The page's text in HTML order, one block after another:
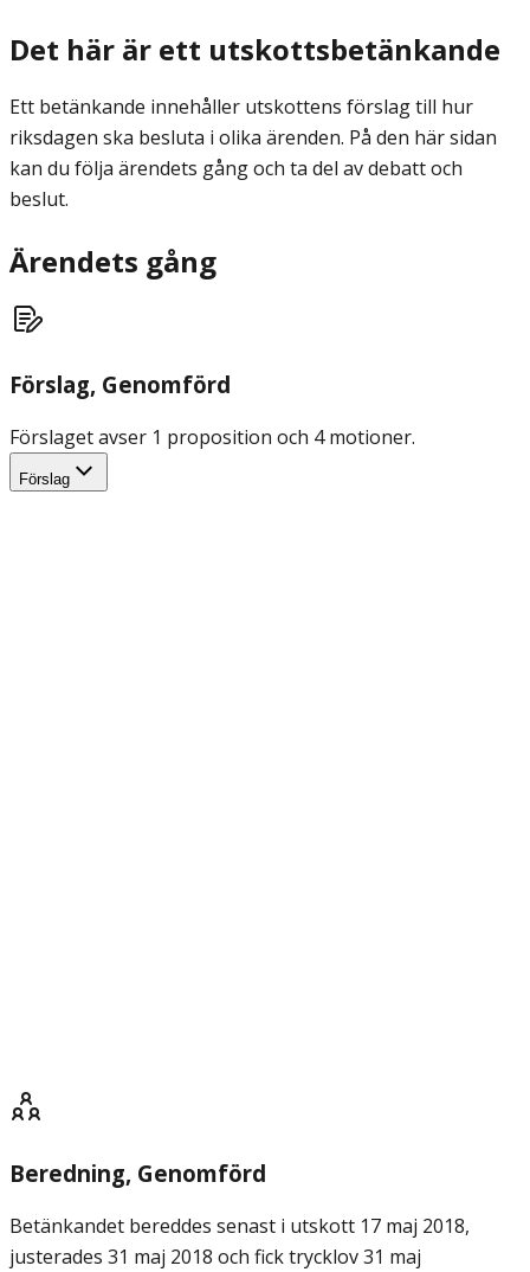
Det här är ett utskottsbetänkande
Ett betänkande innehåller utskottens förslag till hur
riksdagen ska besluta i olika ärenden. På den här sidan
kan du följa ärendets gång och ta del av debatt och
beslut.
Ärendets gång
Förslag, Genomförd
Förslaget avser 1 proposition och 4 motioner.
Förslag
Beredning, Genomförd
Betänkandet bereddes senast i utskott 17 maj 2018,
justerades 31 maj 2018 och fick trycklov 31 maj